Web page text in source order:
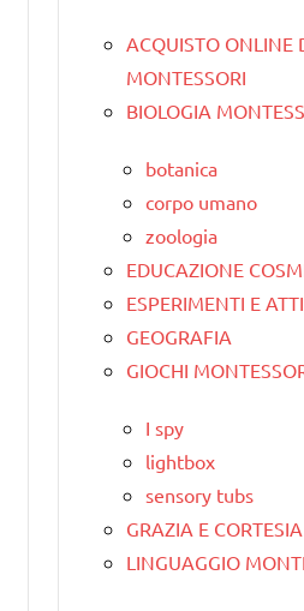
ACQUISTO ONLINE
MONTESSORI
BIOLOGIA
botanica
corpo umano
zoologia
EDUCAZIONE
ESPERIMENTI E
GEOGRAFIA
GIOCHI
I spy
lightbox
sensory tubs
GRAZIA E CORTESIA
LINGUAGGIO